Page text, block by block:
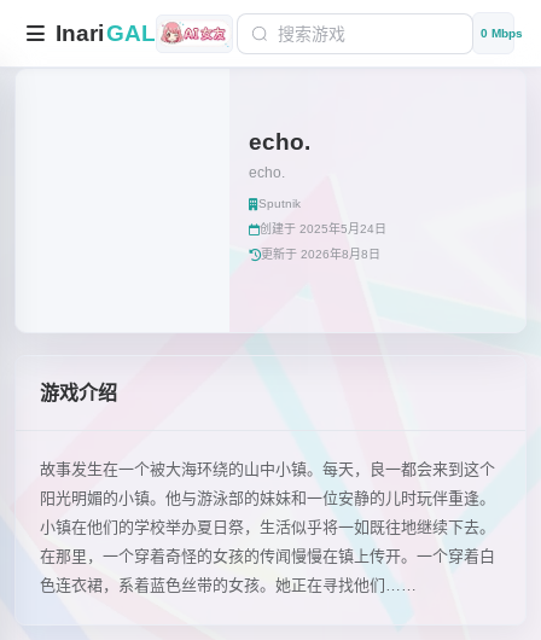
InariGAL 0 Mbps
echo.
echo.
Sputnik
创建于 2025年5月24日
更新于 2026年8月8日
游戏介绍
故事发生在一个被大海环绕的山中小镇。每天，良一都会来到这个
阳光明媚的小镇。他与游泳部的妹妹和一位安静的儿时玩伴重逢。
小镇在他们的学校举办夏日祭，生活似乎将一如既往地继续下去。
在那里，一个穿着奇怪的女孩的传闻慢慢在镇上传开。一个穿着白
色连衣裙，系着蓝色丝带的女孩。她正在寻找他们……